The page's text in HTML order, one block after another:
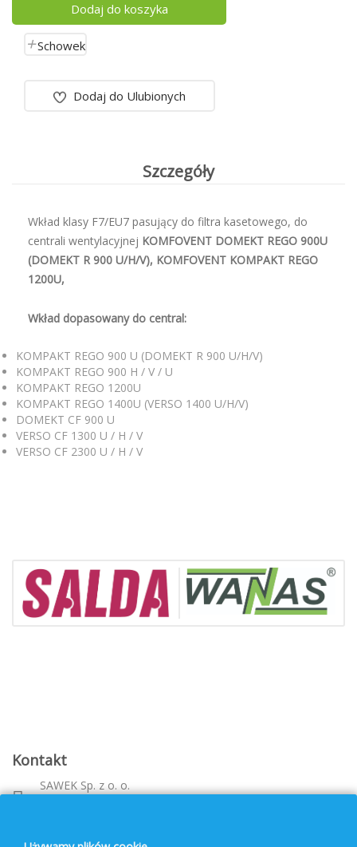
Dodaj do koszyka
Schowek
Dodaj do Ulubionych
Szczegóły
Wkład klasy F7/EU7 pasujący do filtra kasetowego, do
centrali wentylacyjnej KOMFOVENT DOMEKT REGO 900U
(DOMEKT R 900 U/H/V), KOMFOVENT KOMPAKT REGO
1200U,
Wkład dopasowany do central:
KOMPAKT REGO 900 U (DOMEKT R 900 U/H/V)
KOMPAKT REGO 900 H / V / U
KOMPAKT REGO 1200U
KOMPAKT REGO 1400U (VERSO 1400 U/H/V)
DOMEKT CF 900 U
VERSO CF 1300 U / H / V
VERSO CF 2300 U / H / V
Kontakt
SAWEK Sp. z o. o.
Metalowca 26, 39-460 Nowa Dęba